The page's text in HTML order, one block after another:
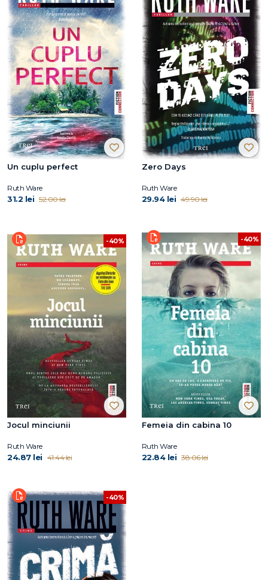
Un cuplu perfect
Ruth Ware
31.2 lei 52.00 lei
Zero Days
Ruth Ware
29.94 lei 49.90 lei
-40%
Jocul minciunii
Ruth Ware
24.87 lei 41.44 lei
-40%
Femeia din cabina 10
Ruth Ware
22.84 lei 38.06 lei
-40%